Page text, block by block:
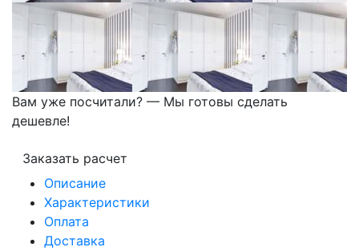
Вам уже посчитали? — Мы готовы сделать
дешевле!
Заказать расчет
Описание
Характеристики
Оплата
Доставка